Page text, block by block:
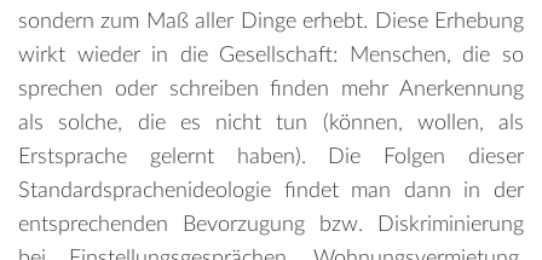
sondern zum Maß aller Dinge erhebt. Diese Erhebung
wirkt wieder in die Gesellschaft: Menschen, die so
sprechen oder schreiben finden mehr Anerkennung
als solche, die es nicht tun (können, wollen, als
Erstsprache gelernt haben). Die Folgen dieser
Standardsprachenideologie findet man dann in der
entsprechenden Bevorzugung bzw. Diskriminierung